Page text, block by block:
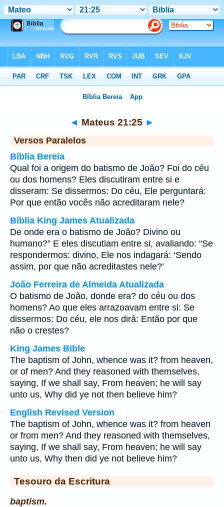
◄ Mateus 21:25 ►
Versos Paralelos
Bíblia Bereia
Qual foi a origem do batismo de João? Foi do céu
ou dos homens? Eles discutiram entre si e
disseram: Se dissermos: Do céu, Ele perguntará:
Por que então vocês não acreditaram nele?
Bíblia King James Atualizada
De onde era o batismo de João? Divino ou
humano?” E eles discutiam entre si, avaliando: “Se
respondermos: divino, Ele nos indagará: ‘Sendo
assim, por que não acreditastes nele?’
João Ferreira de Almeida Atualizada
O batismo de João, donde era? do céu ou dos
homens? Ao que eles arrazoavam entre si: Se
dissermos: Do céu, ele nos dirá: Então por que
não o crestes?
King James Bible
The baptism of John, whence was it? from heaven,
or of men? And they reasoned with themselves,
saying, If we shall say, From heaven; he will say
unto us, Why did ye not then believe him?
English Revised Version
The baptism of John, whence was it? from heaven
or from men? And they reasoned with themselves,
saying, If we shall say, From heaven; he will say
unto us, Why then did ye not believe him?
Tesouro da Escritura
baptism.